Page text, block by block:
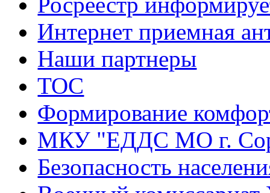
Интернет приемная
Наши партнеры
ТОС
Формирование
МКУ "ЕДДС МО г.
Безопасность